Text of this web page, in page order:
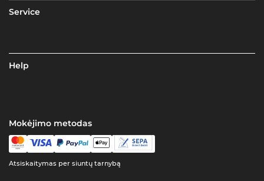
Service
Help
Mokėjimo metodas
Atsiskaitymas per siuntų tarnybą